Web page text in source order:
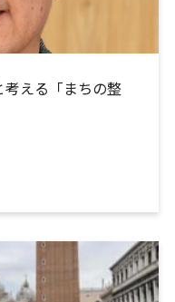
える「まちの整